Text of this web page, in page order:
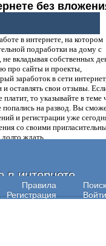
без
в интернете, на котором
подработки на дому с
вкладывая собственных
про сайты и проекты,
заработок в сети
оставлять свои отзывы.
то указывайте в теме
попались на развод. Вы
и регистрации уже
со своими
ждать.
в интернете
Правила
Поиск
Регистрация
Войти